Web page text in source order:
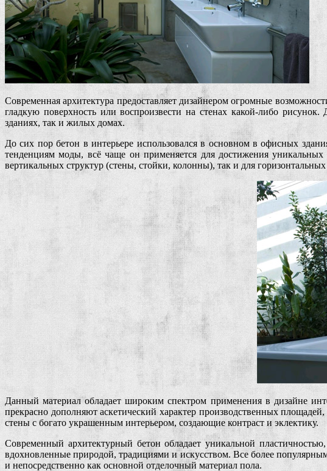
Современная архитектура предоставляет дизайнером огромные
гладкую поверхность или воспроизвести на стенах какой-либо
зданиях, так и жилых домах.
До сих пор бетон в интерьере использовался в основном в офисных
тенденциям моды, всё чаще он применяется для достижения
вертикальных структур (стены, стойки, колонны), так и для
Данный материал обладает широким спектром применения в дизайне
прекрасно дополняют аскетический характер производственных
стены с богато украшенным интерьером, создающие контраст и эклектику.
Современный архитектурный бетон обладает уникальной
вдохновленные природой, традициями и искусством. Все более популярным
и непосредственно как основной отделочный материал пола.